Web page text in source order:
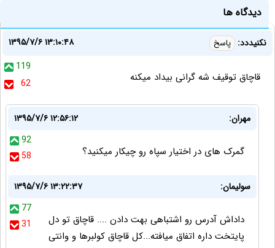
دیدگاه ها
نکنیددد: پاسخ
۱۳۹۵/۷/۶ ۱۳:۱۰:۴۸
119
62
قاچاق توقیف شه گرانی بیداد میکنه
مهران:
۱۳۹۵/۷/۶ ۱۲:۵۶:۱۲
92
58
گمرک های در اختیار سپاه رو چیکار میکنید؟
سولیمان:
۱۳۹۵/۷/۶ ۱۳:۲۲:۳۷
77
31
داداش آدرس رو اشتباهی بهت دادن .... قاچاق تو دل
پایتخت داره اتفاق میافته...کل قاچاق کولبرها و وانتی